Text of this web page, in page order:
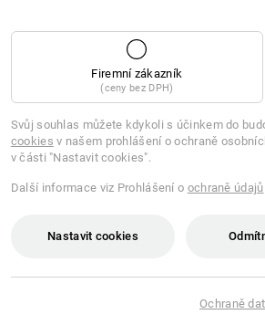
SALE -49%
Kalhoty do pasu e.s.ambition
Firemní zákazník
(ceny bez DPH)
Svůj souhlas můžete kdykoli s účinkem do
cookies v našem prohlášení o ochraně
v části "Nastavit cookies".
Další informace viz Prohlášení o ochraně údajů
Nastavit cookies
Ochraně dat